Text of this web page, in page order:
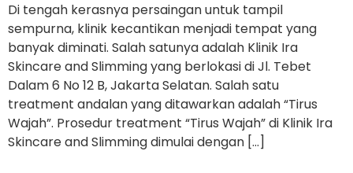
Di tengah kerasnya persaingan untuk tampil
sempurna, klinik kecantikan menjadi tempat yang
banyak diminati. Salah satunya adalah Klinik Ira
Skincare and Slimming yang berlokasi di Jl. Tebet
Dalam 6 No 12 B, Jakarta Selatan. Salah satu
treatment andalan yang ditawarkan adalah “Tirus
Wajah”. Prosedur treatment “Tirus Wajah” di Klinik Ira
Skincare and Slimming dimulai dengan […]